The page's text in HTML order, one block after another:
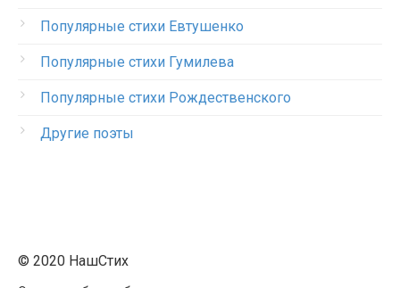
Популярные стихи Евтушенко
Популярные стихи Гумилева
Популярные стихи Рождественского
Другие поэты
© 2020 НашСтих